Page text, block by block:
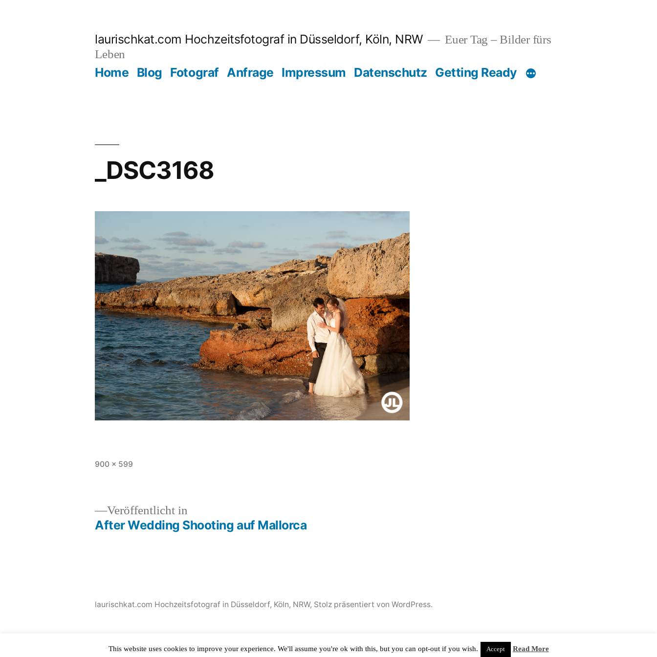
laurischkat.com Hochzeitsfotograf in Düsseldorf, Köln, NRW
Euer Tag – Bilder fürs
Leben
Home Blog Fotograf Anfrage Impressum Datenschutz Getting Ready
_DSC3168
Originalgröße
900 × 599
Beitragsnavigation
Veröffentlicht in
After Wedding Shooting auf Mallorca
laurischkat.com Hochzeitsfotograf in Düsseldorf, Köln, NRW, Stolz präsentiert von WordPress.
This website uses cookies to improve your experience. We'll assume you're ok with this, but you can opt-out if you wish. Accept Read More
WP-CopyRightPro